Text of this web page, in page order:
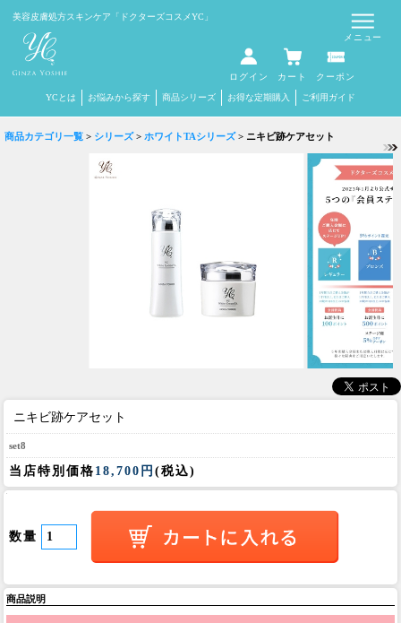
Select Language
美容皮膚処方スキンケア 「ドクターズコスメYC」
ログイン カート クーポン
メニュー
YCとは お悩みから探す 商品シリーズ お得な定期購入 ご利用ガイド
商品カテゴリ一覧 > シリーズ> ホワイトTAシリーズ> ニキビ跡ケアセット
ニキビ跡ケアセット
set8
当店特別価格 18,700円 (税込)
数量
商品説明